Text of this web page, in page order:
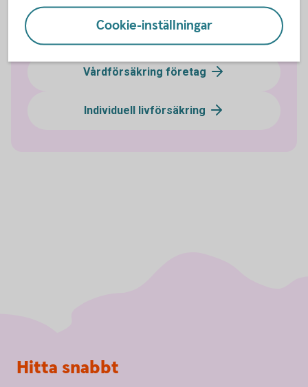
Tjänstegrupplivförsäkring TGL
Vårdförsäkring företag
Individuell livförsäkring
Cookie-inställningar
Sidfot
Hitta snabbt